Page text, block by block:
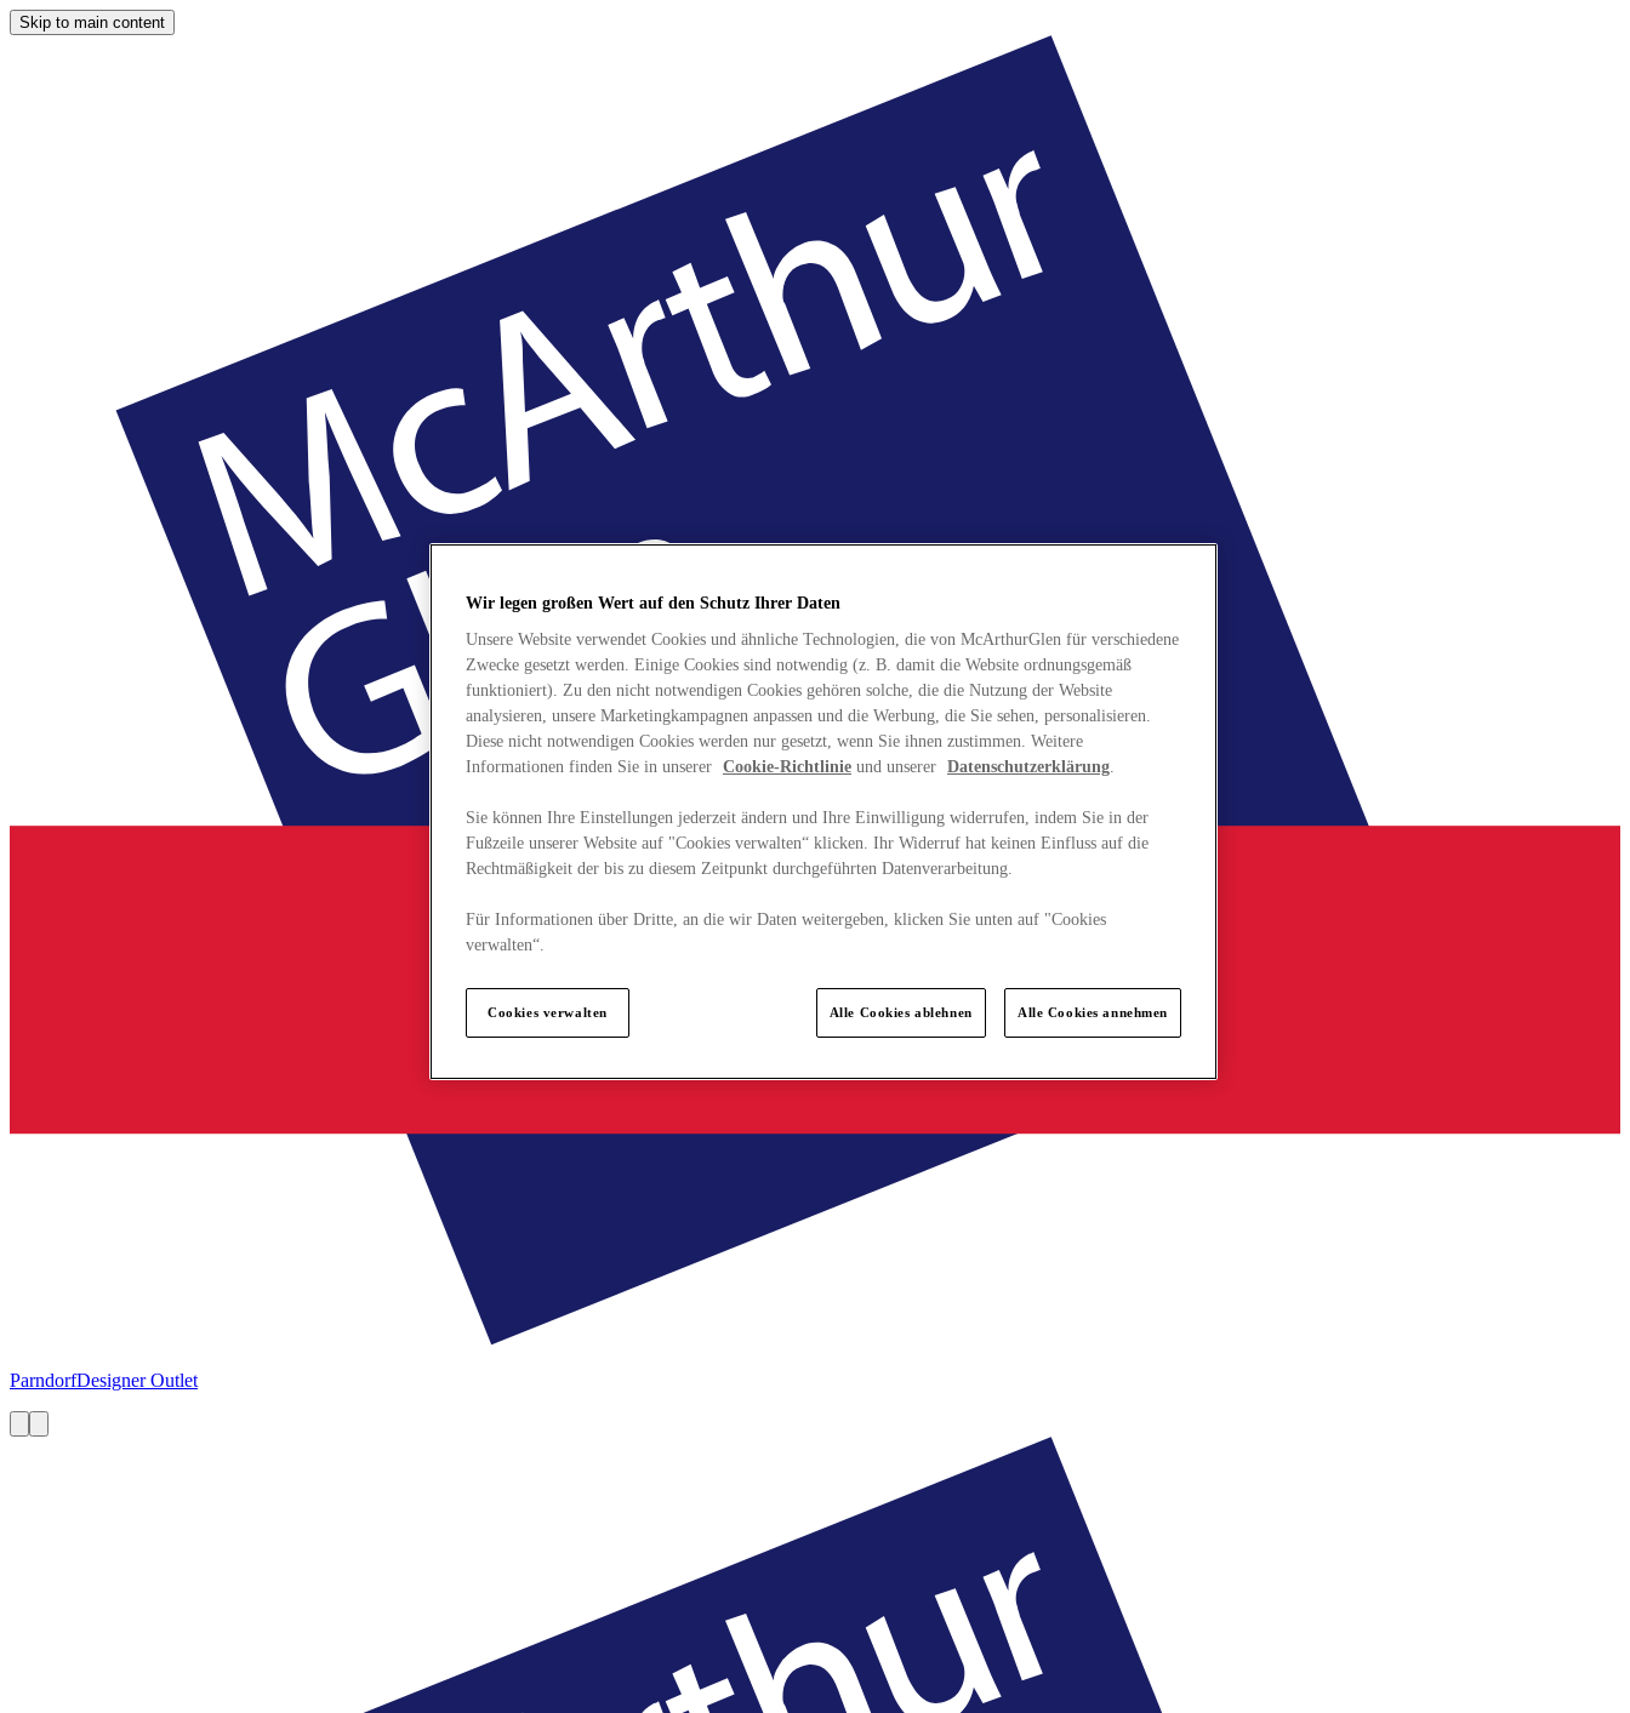
Skip to main content
ParndorfDesigner Outlet
Wir legen großen Wert auf den Schutz Ihrer Daten
Unsere Website verwendet Cookies und ähnliche Technologien, die von McArthurGlen für verschiedene
Zwecke gesetzt werden. Einige Cookies sind notwendig (z. B. damit die Website ordnungsgemäß
funktioniert). Zu den nicht notwendigen Cookies gehören solche, die die Nutzung der Website
analysieren, unsere Marketingkampagnen anpassen und die Werbung, die Sie sehen, personalisieren.
Diese nicht notwendigen Cookies werden nur gesetzt, wenn Sie ihnen zustimmen. Weitere
Informationen finden Sie in unserer Cookie-Richtlinie und unserer Datenschutzerklärung.
Sie können Ihre Einstellungen jederzeit ändern und Ihre Einwilligung widerrufen, indem Sie in der
Fußzeile unserer Website auf "Cookies verwalten“ klicken. Ihr Widerruf hat keinen Einfluss auf die
Rechtmäßigkeit der bis zu diesem Zeitpunkt durchgeführten Datenverarbeitung.
Für Informationen über Dritte, an die wir Daten weitergeben, klicken Sie unten auf "Cookies
verwalten“.
Cookies verwalten Alle Cookies ablehnen Alle Cookies annehmen